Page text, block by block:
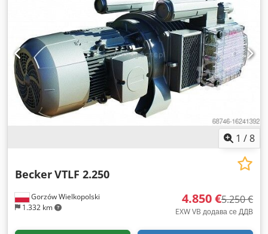
1 /8
Gorzów Wielkopolski
1.332 km
BeckerVTLF 2.250
4.850 €5.250 €
EXW VB додава се ДДВ